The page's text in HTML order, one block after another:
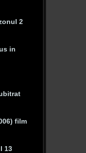
2
in
film
13